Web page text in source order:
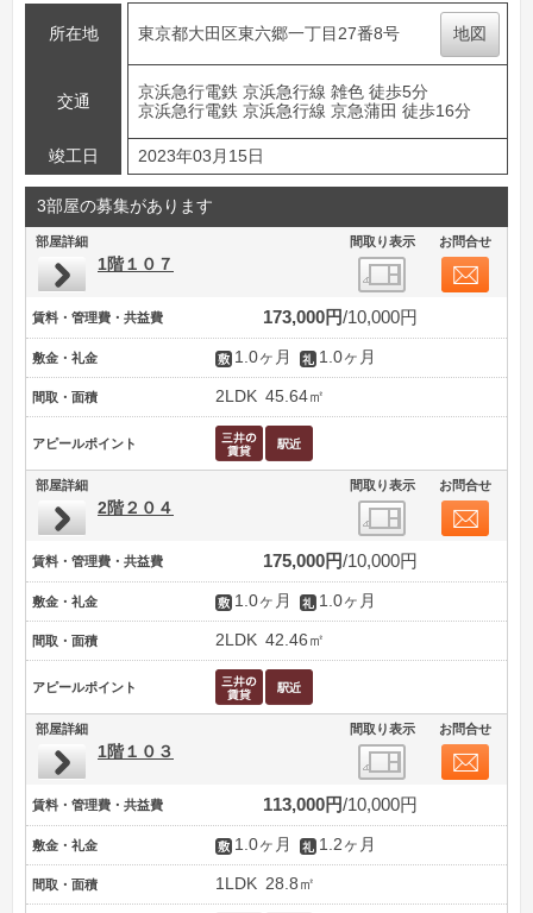
所在地 東京都大田区東六郷一丁目27番8号 地図
交通
京浜急行電鉄 京浜急行線 雑色 徒歩5分
京浜急行電鉄 京浜急行線 京急蒲田 徒歩16分
竣工日 2023年03月15日
3部屋の募集があります
部屋詳細 間取り表示 お問合せ
1階１０７
賃料・管理費・共益費 173,000円 10,000円
敷金・礼金 1.0ヶ月 1.0ヶ月
間取・面積 2LDK 45.64㎡
アピールポイント
部屋詳細 間取り表示 お問合せ
2階２０４
賃料・管理費・共益費 175,000円 10,000円
敷金・礼金 1.0ヶ月 1.0ヶ月
間取・面積 2LDK 42.46㎡
アピールポイント
部屋詳細 間取り表示 お問合せ
1階１０３
賃料・管理費・共益費 113,000円 10,000円
敷金・礼金 1.0ヶ月 1.2ヶ月
間取・面積 1LDK 28.8㎡